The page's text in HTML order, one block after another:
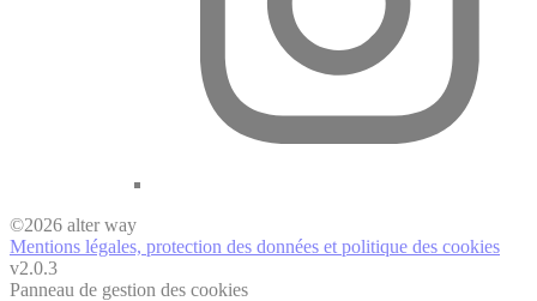
©2026 alter way
Mentions légales, protection des données et politique des cookies
v2.0.3
Panneau de gestion des cookies